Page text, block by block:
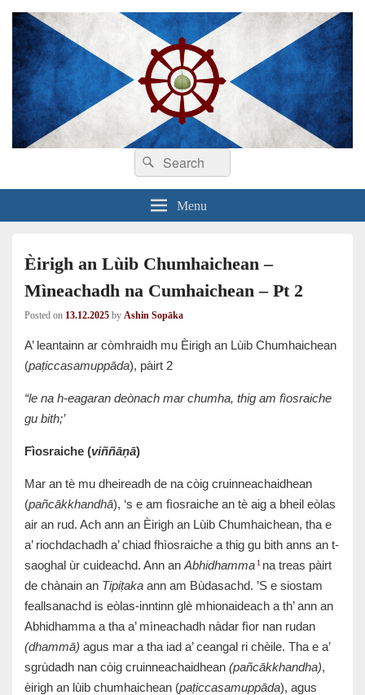
Search
for:
Search
Menu
Èirigh an Lùib Chumhaichean –
Mìneachadh na Cumhaichean – Pt 2
Posted on 13.12.2025 by Ashin Sopāka
A’ leantainn ar còmhraidh mu Èirigh an Lùib Chumhaichean
(paṭiccasamuppāda), pàirt 2
“le na h-eagaran deònach mar chumha, thig am fìosraiche
gu bith;’
Fìosraiche (viññāṇā)
Mar an tè mu dheireadh de na còig cruinneachaidhean
(pañcākkhandhā), ‘s e am fìosraiche an tè aig a bheil eòlas
air an rud. Ach ann an Èirigh an Lùib Chumhaichean, tha e
a’ riochdachadh a’ chiad fhìosraiche a thig gu bith anns an t-
saoghal ùr cuideachd. Ann an Abhidhamma 1 na treas pàirt
de chànain an Tipiṭaka ann am Bùdasachd. ’S e siostam
feallsanachd is eòlas-inntinn glè mhionaideach a th’ ann an
Abhidhamma a tha a’ mìneachadh nàdar fìor nan rudan
(dhammā) agus mar a tha iad a’ ceangal ri chèile. Tha e a’
sgrùdadh nan còig cruinneachaidhean (pañcākkhandha),
èirigh an lùib chumhaichean (paṭiccasamuppāda), agus